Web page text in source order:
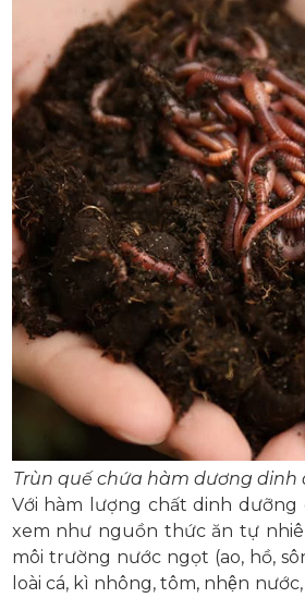
Trùn quế chứa hàm dương dinh
Với hàm lượng chất dinh
xem như nguồn thức ăn tự
môi trường nước ngọt (ao, hồ,
loài cá, kì nhông, tôm, nhện